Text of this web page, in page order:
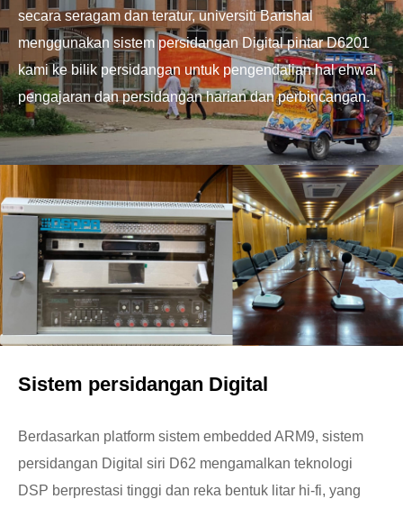
secara seragam dan teratur, universiti Barishal
menggunakan sistem persidangan Digital pintar D6201
kami ke bilik persidangan untuk pengendalian hal ehwal
pengajaran dan persidangan harian dan perbincangan.
Sistem persidangan Digital
Berdasarkan platform sistem embedded ARM9, sistem
persidangan Digital siri D62 mengamalkan teknologi
DSP berprestasi tinggi dan reka bentuk litar hi-fi, yang